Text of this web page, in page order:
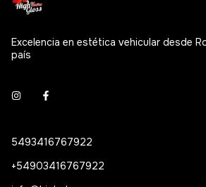
Excelencia en estética vehicular desde
país
5493416767922
+54903416767922